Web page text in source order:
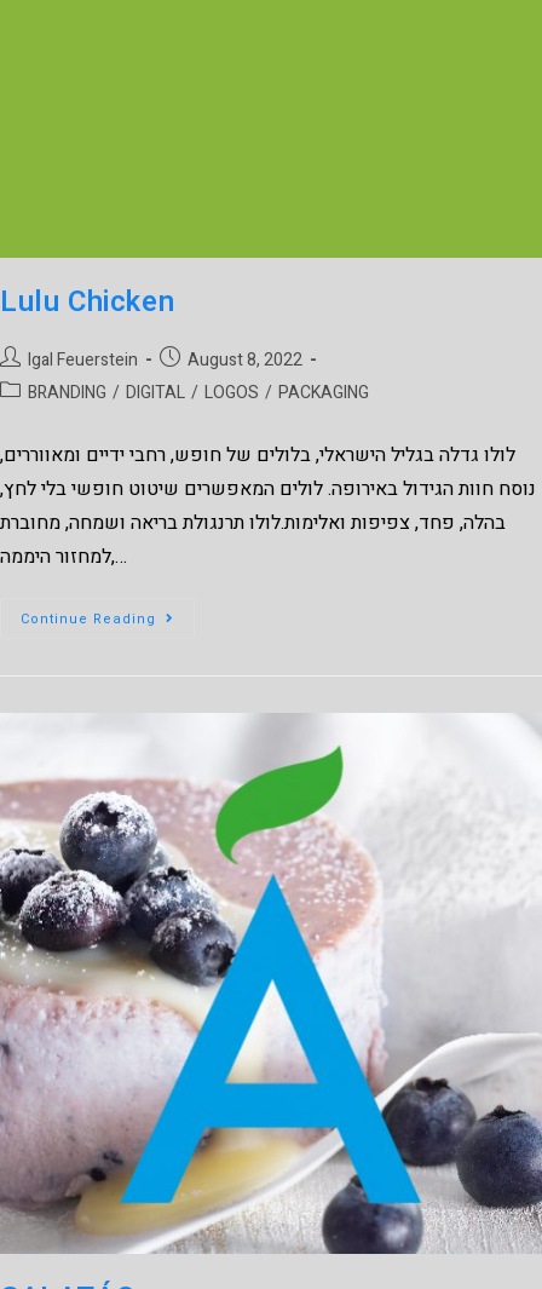
Lulu Chicken
Igal Feuerstein
August 8, 2022
BRANDING / DIGITAL / LOGOS / PACKAGING
לולו גדלה בגליל הישראלי, בלולים של חופש, רחבי ידיים ומאווררים,
נוסח חוות הגידול באירופה. לולים המאפשרים שיטוט חופשי בלי לחץ,
בהלה, פחד, צפיפות ואלימות.לולו תרנגולת בריאה ושמחה, מחוברת
למחזור היממה,…
Continue Reading